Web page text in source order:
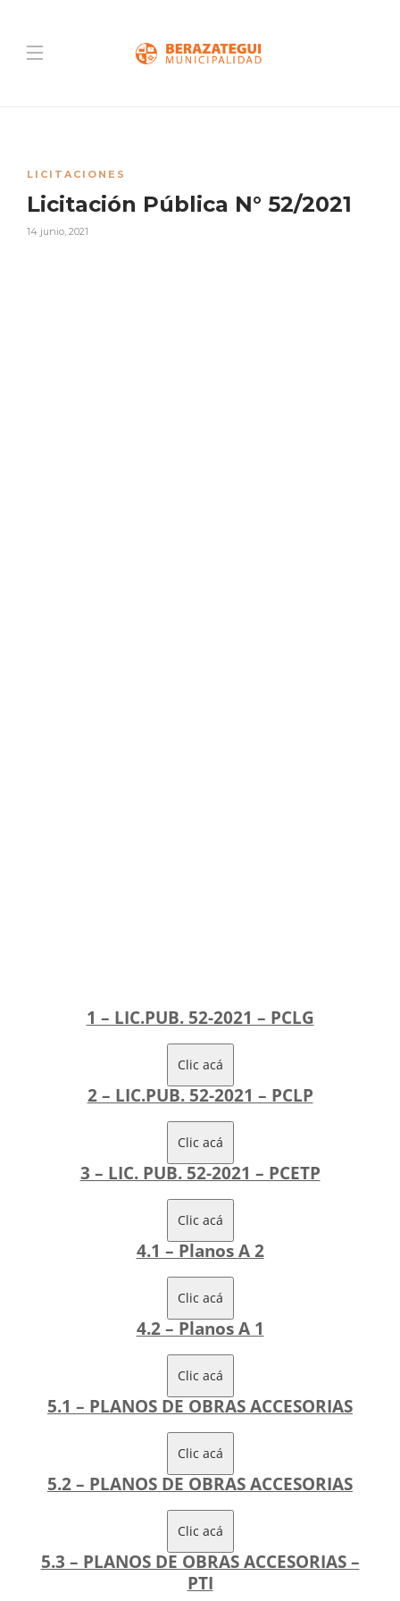
LICITACIONES
Licitación Pública N° 52/2021
14 junio, 2021
1 – LIC.PUB. 52-2021 – PCLG
Clic acá
2 – LIC.PUB. 52-2021 – PCLP
Clic acá
3 – LIC. PUB. 52-2021 – PCETP
Clic acá
4.1 – Planos A 2
Clic acá
4.2 – Planos A 1
Clic acá
5.1 – PLANOS DE OBRAS ACCESORIAS
Clic acá
5.2 – PLANOS DE OBRAS ACCESORIAS
Clic acá
5.3 – PLANOS DE OBRAS ACCESORIAS –
PTI